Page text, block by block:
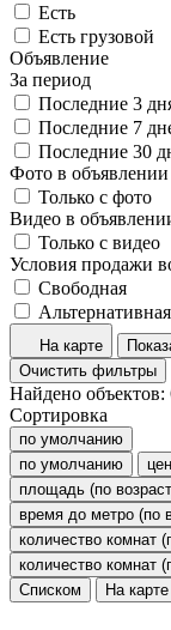
Есть
Есть грузовой
Объявление
За период
Последние 3
Последние 7
Последние 30
Фото в объявлении
Только с фото
Видео в
Только с видео
Условия продажи
Свободная
Альтернативная
На карте
Очистить фильтры
Найдено объектов:
Сортировка
по умолчанию
по умолчанию
площадь (по
время до метро (по
количество комнат
количество комнат
Списком
На карте